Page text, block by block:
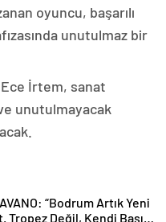
oyuncu, başarılı
unutulmaz bir
Ece İrtem, sanat
unutulmayacak
“Bodrum Artık Yeni
Tropez Değil, Kendi Başına